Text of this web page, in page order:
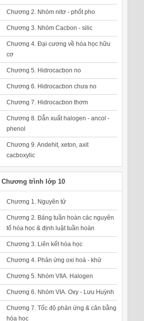
Chương 2. Nhóm nitơ - phốt pho
Chương 3. Nhóm Cacbon - silic
Chương 4. Đại cương về hóa học hữu
cơ
Chương 5. Hidrocacbon no
Chương 6. Hidrocacbon chưa no
Chương 7. Hidrocacbon thơm
Chương 8. Dẫn xuất halogen - ancol -
phenol
Chương 9. Andehit, xeton, axit
cacboxylic
Chương trình lớp 10
Chương 1. Nguyên tử
Chương 2. Bảng tuần hoàn các nguyên
tố hóa học & định luật tuần hoàn
Chương 3. Liên kết hóa học
Chương 4. Phản ứng oxi hoá - khử
Chương 5. Nhóm VIIA. Halogen
Chương 6. Nhóm VIA. Oxy - Lưu Huỳnh
Chương 7. Tốc độ phản ứng & cân bằng
hóa học